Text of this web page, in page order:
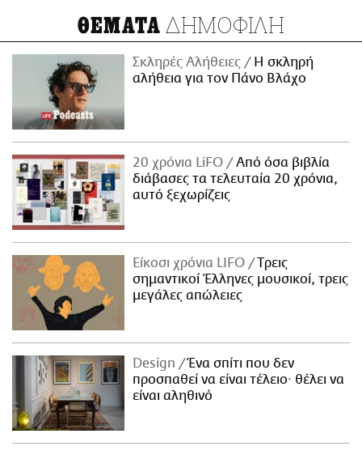
ΘΕΜΑΤΑ ΔΗΜΟΦΙΛΗ
Σκληρές Αλήθειες
H σκληρή
αλήθεια για τον Πάνο Βλάχο
20 χρόνια LiFO
Από όσα βιβλία
διάβασες τα τελευταία 20 χρόνια,
αυτό ξεχωρίζεις
Είκοσι χρόνια LIFO
Tρεις
σημαντικοί Έλληνες μουσικοί, τρεις
μεγάλες απώλειες
Design
Ένα σπίτι που δεν
προσπαθεί να είναι τέλειο· θέλει να
είναι αληθινό